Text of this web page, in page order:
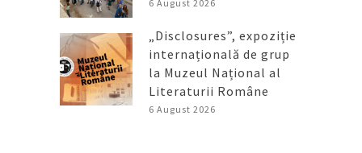
6 August 2026
„Disclosures”, expoziție
internațională de grup
la Muzeul Național al
Literaturii Române
6 August 2026